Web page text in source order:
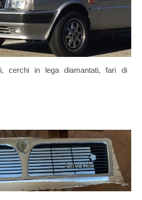
cerchi in lega diamantati, fari di